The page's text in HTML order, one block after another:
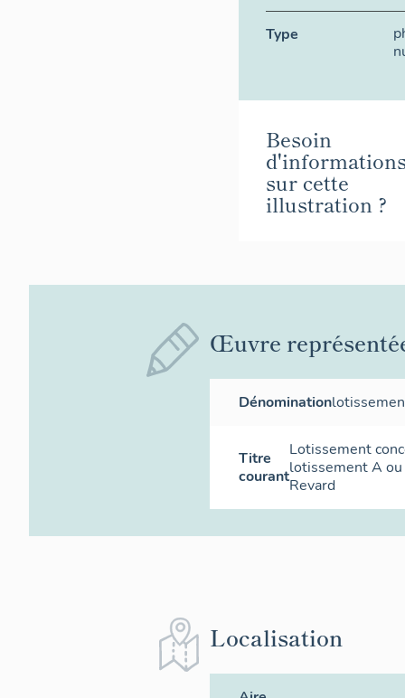
Type
Besoin
sur cette
illustration ?
Œuvre
Dénomination
Titre
courant
Lotissement
lotissement A
Revard
Localisation